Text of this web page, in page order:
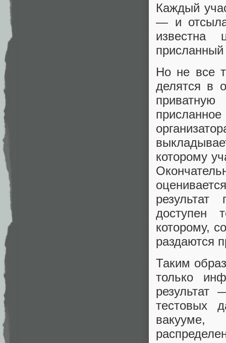
Каждый
— и
известна
присланный
Но не все
делятся в
которому
доступен
которому,
раздаются
Таким
только
результат
тестовых
вакууме,